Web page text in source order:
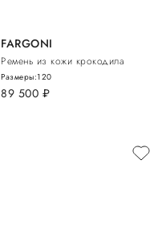
FARGONI
Ремень из кожи крокодила
89 500 руб.
Размеры:120